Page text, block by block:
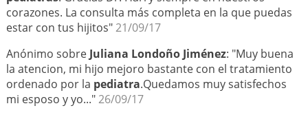
corazones. La consulta más completa en la que puedas
estar con tus hijitos"21/09/17
Anónimo sobreJuliana Londoño Jiménez: "Muy buena
la atencion, mi hijo mejoro bastante con el tratamiento
ordenado por la pediatra.Quedamos muy satisfechos
mi esposo y yo..."26/09/17